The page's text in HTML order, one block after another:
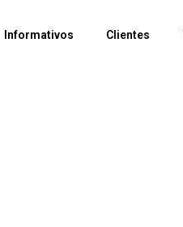
Informativos Clientes